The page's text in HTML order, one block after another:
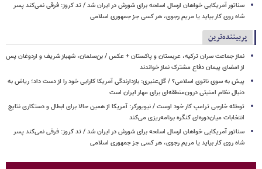
سناتور آمریکایی خواهان ارسال اسلحه برای شورش در ایران شد / تد کروز: فرقی نمی‌کند پسر
شاه روی کار بیاید یا مریم رجوی، هر کسی جز جمهوری اسلامی
پربیننده‌ترین
نماز جماعت سران ترکیه، عربستان و پاکستان + عکس / بن‌سلمان، شهباز شریف و اردوغان پس
از امضای پیمان دفاع مشترک نماز خواندند
پیش به سوی ناتوی اسلامی؟ / گل‌عنبری: بازدارندگی آمریکا کارایی خود را از دست داد؛ ریاض به
دنبال نظام امنیتی درون‌منطقه‌ای برای مهار ایران است
توطئه خارجی ترامپ کار خود اوست / نیویورکر: آمریکا از همین حالا برای ابطال و دستکاری نتایج
انتخابات میان‌دوره‌ای کنگره برنامه‌ریزی می‌کند
سناتور آمریکایی خواهان ارسال اسلحه برای شورش در ایران شد / تد کروز: فرقی نمی‌کند پسر
شاه روی کار بیاید یا مریم رجوی، هر کسی جز جمهوری اسلامی